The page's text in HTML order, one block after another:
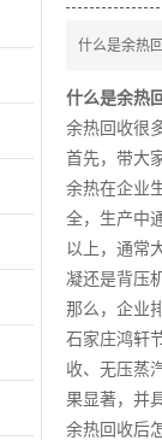
什么是余热
什么是余热
余热回收很
首先，带大
余热在企业
全，生产中
以上，通常
凝还是背压
那么，企业
石家庄鸿轩
收、无压蒸
果显著，并
余热回收后